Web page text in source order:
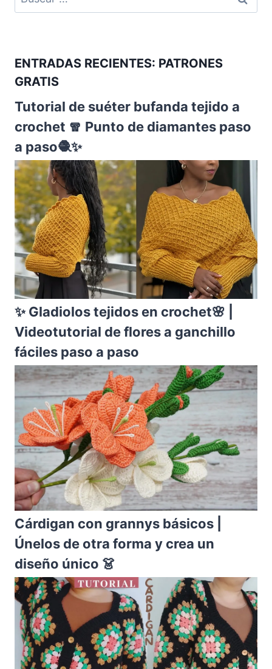
ENTRADAS RECIENTES: PATRONES
GRATIS
Tutorial de suéter bufanda tejido a
crochet 🧣 Punto de diamantes paso
a paso🧶✨
✨ Gladiolos tejidos en crochet🌸 |
Videotutorial de flores a ganchillo
fáciles paso a paso
Cárdigan con grannys básicos |
Únelos de otra forma y crea un
diseño único 👗